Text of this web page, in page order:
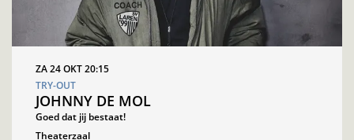
JOHNNY DE MOL
Goed dat jij bestaat!
TRY-OUT
ZA 24 OKT20:15
Theaterzaal